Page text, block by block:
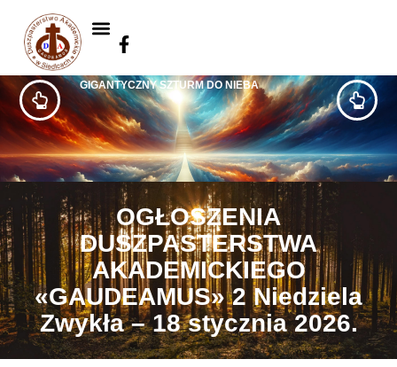
GIGANTYCZNY SZTURM DO NIEBA
OGŁOSZENIA
DUSZPASTERSTWA
AKADEMICKIEGO
«GAUDEAMUS» 2 Niedziela
Zwykła – 18 stycznia 2026.